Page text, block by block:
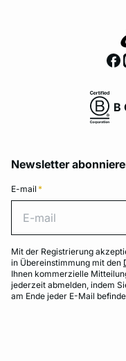
B
Newsletter
E-mail *
Mit der Registrierung
in Übereinstimmung mit den
Ihnen kommerzielle
jederzeit abmelden, indem
am Ende jeder E-Mail